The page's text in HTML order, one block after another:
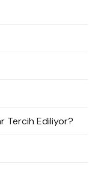
Tercih Ediliyor?